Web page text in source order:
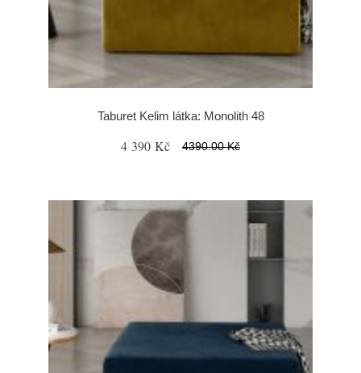
Taburet Kelim látka: Monolith 48
4 390 Kč 4390.00 Kč